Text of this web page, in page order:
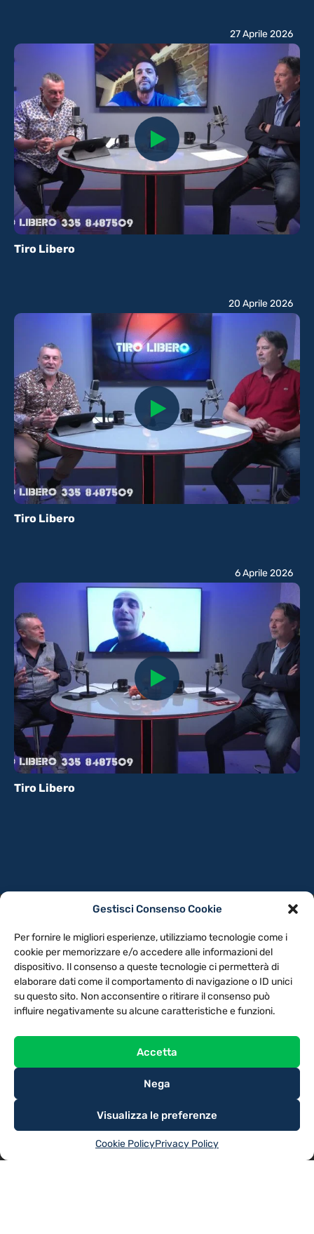
Gestisci Consenso Cookie
Per fornire le migliori esperienze, utilizziamo tecnologie come i
cookie per memorizzare e/o accedere alle informazioni del
dispositivo. Il consenso a queste tecnologie ci permetterà di
elaborare dati come il comportamento di navigazione o ID unici
su questo sito. Non acconsentire o ritirare il consenso può
influire negativamente su alcune caratteristiche e funzioni.
Accetta
Nega
Visualizza le preferenze
Cookie PolicyPrivacy Policy
Tiro Libero
27 Aprile 2026
Tiro Libero
20 Aprile 2026
Tiro Libero
6 Aprile 2026
NOTE LEGALI
CONTATTACI PREFERENZE
TV LIBERA S.P.A.
Via Monteleonese 95/21 – 51100 Pistoia (PT)
Tel. 0573.9136 / Fax 0573.913615